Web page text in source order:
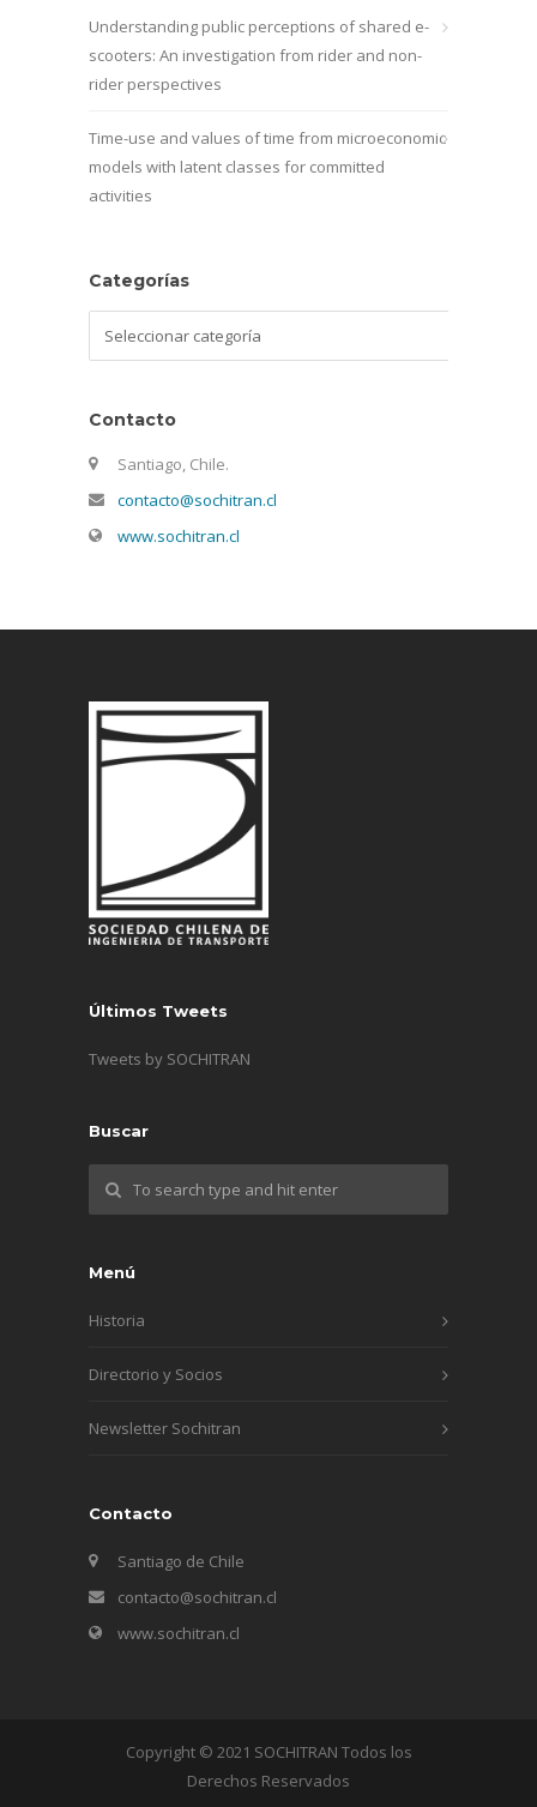
Understanding public perceptions of shared e-
scooters: An investigation from rider and non-
rider perspectives
Time-use and values of time from microeconomic
models with latent classes for committed
activities
Categorías
Contacto
Santiago, Chile.
contacto@sochitran.cl
www.sochitran.cl
Últimos Tweets
Tweets by SOCHITRAN
Buscar
Menú
Historia
Directorio y Socios
Newsletter Sochitran
Contacto
Santiago de Chile
contacto@sochitran.cl
www.sochitran.cl
Copyright © 2021 SOCHITRAN Todos los
Derechos Reservados